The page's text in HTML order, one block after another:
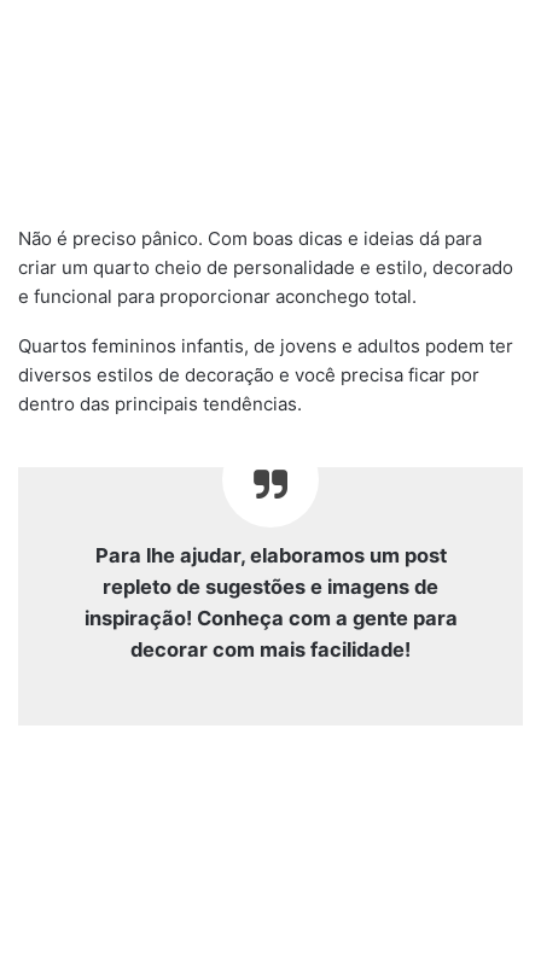
Não é preciso pânico. Com boas dicas e ideias dá para
criar um quarto cheio de personalidade e estilo, decorado
e funcional para proporcionar aconchego total.
Quartos femininos infantis, de jovens e adultos podem ter
diversos estilos de decoração e você precisa ficar por
dentro das principais tendências.
Para lhe ajudar, elaboramos um post
repleto de sugestões e imagens de
inspiração! Conheça com a gente para
decorar com mais facilidade!